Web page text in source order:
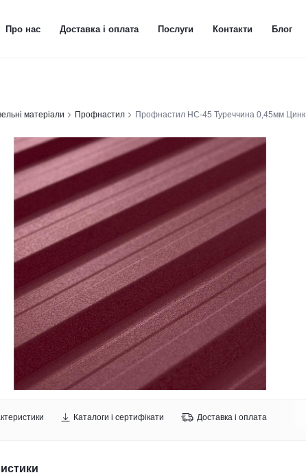
Про нас Доставка і оплата Послуги Контакти Блог
матеріали Профнастил Профнастил НС-45 Туреччина 0,45мм Цинк
Каталоги і сертифікати Доставка і оплата